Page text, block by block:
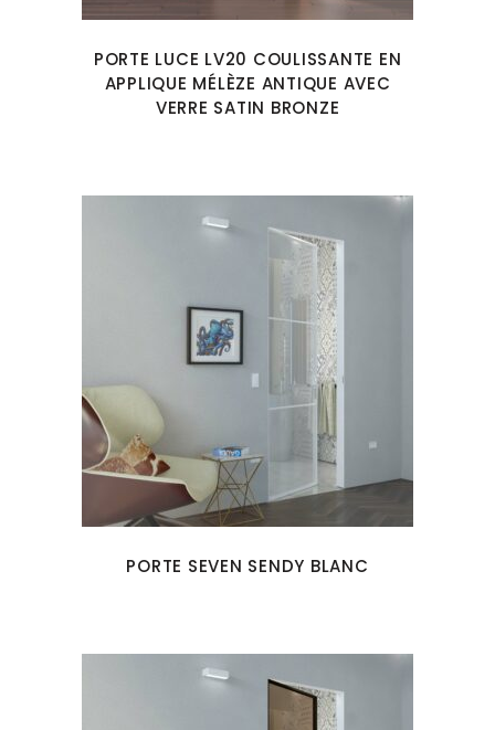
PORTE LUCE LV20 COULISSANTE EN
APPLIQUE MÉLÈZE ANTIQUE AVEC
VERRE SATIN BRONZE
PORTE SEVEN SENDY BLANC